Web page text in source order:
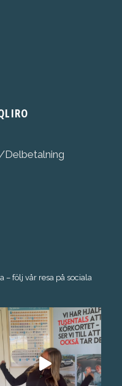
– följ vår resa på sociala